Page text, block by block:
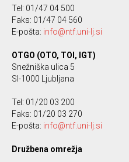
Tel: 01/47 04 500
Faks: 01/47 04 560
E-pošta: info@ntf.uni-lj.si
OTGO (OTO, TOI, IGT)
Snežniška ulica 5
SI-1000 Ljubljana
Tel: 01/20 03 200
Faks: 01/20 03 270
E-pošta: info@ntf.uni-lj.si
Družbena omrežja